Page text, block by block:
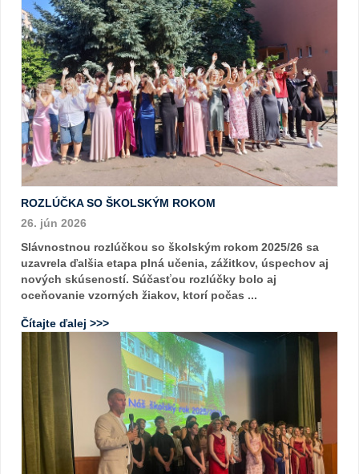
ROZLÚČKA SO ŠKOLSKÝM ROKOM
26. jún 2026
Slávnostnou rozlúčkou so školským rokom 2025/26 sa
uzavrela ďalšia etapa plná učenia, zážitkov, úspechov aj
nových skúseností. Súčasťou rozlúčky bolo aj
oceňovanie vzorných žiakov, ktorí počas ...
Čítajte ďalej >>>